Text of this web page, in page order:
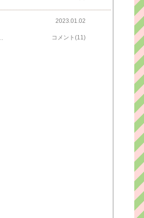
2023.01.02
コメント(11)